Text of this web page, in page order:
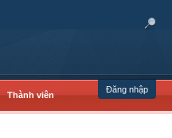
Đăng nhập
Thành viên